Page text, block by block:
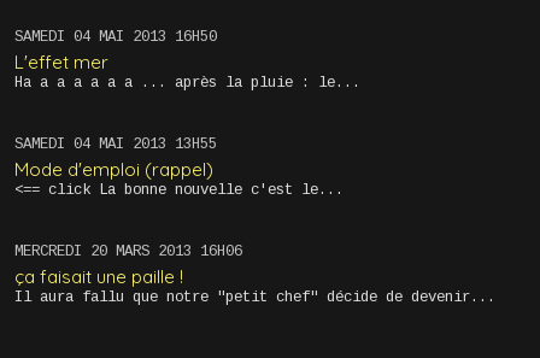
SAMEDI 04 MAI 2013 16H50
L'effet mer
Ha a a a a a a ... après la pluie : le...
SAMEDI 04 MAI 2013 13H55
Mode d'emploi (rappel)
<== click La bonne nouvelle c'est le...
MERCREDI 20 MARS 2013 16H06
ça faisait une paille !
Il aura fallu que notre "petit chef" décide de devenir...